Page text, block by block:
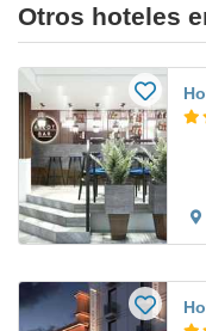
Otros hoteles